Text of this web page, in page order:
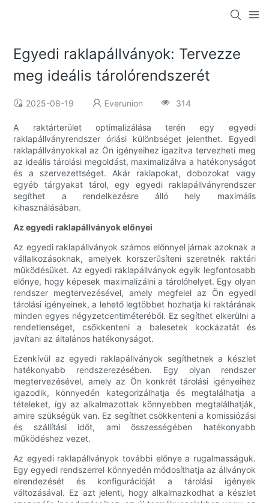
Egyedi raklapállványok: Tervezze
meg ideális tárolórendszerét
2025-08-19 Everunion 314
A raktárterület optimalizálása terén egy egyedi
raklapállványrendszer óriási különbséget jelenthet. Egyedi
raklapállványokkal az Ön igényeihez igazítva tervezheti meg
az ideális tárolási megoldást, maximalizálva a hatékonyságot
és a szervezettséget. Akár raklapokat, dobozokat vagy
egyéb tárgyakat tárol, egy egyedi raklapállványrendszer
segíthet a rendelkezésre álló hely maximális
kihasználásában.
Az egyedi raklapállványok előnyei
Az egyedi raklapállványok számos előnnyel járnak azoknak a
vállalkozásoknak, amelyek korszerűsíteni szeretnék raktári
működésüket. Az egyedi raklapállványok egyik legfontosabb
előnye, hogy képesek maximalizálni a tárolóhelyet. Egy olyan
rendszer megtervezésével, amely megfelel az Ön egyedi
tárolási igényeinek, a lehető legtöbbet hozhatja ki raktárának
minden egyes négyzetcentiméteréből. Ez segíthet elkerülni a
rendetlenséget, csökkenteni a balesetek kockázatát és
javítani az általános hatékonyságot.
Ezenkívül az egyedi raklapállványok segíthetnek a készlet
hatékonyabb rendszerezésében. Egy olyan rendszer
megtervezésével, amely az Ön konkrét tárolási igényeihez
igazodik, könnyedén kategorizálhatja és megtalálhatja a
tételeket, így az alkalmazottak könnyebben megtalálhatják,
amire szükségük van. Ez segíthet csökkenteni a komissiózási
és szállítási időt, ami összességében hatékonyabb
működéshez vezet.
Az egyedi raklapállványok további előnye a rugalmasságuk.
Egy egyedi rendszerrel könnyedén módosíthatja az állványok
elrendezését és konfigurációját a tárolási igények
változásával. Ez azt jelenti, hogy alkalmazkodhat a készlet